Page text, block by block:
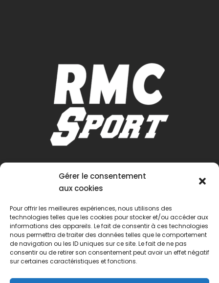
Gérer le consentement
aux cookies
Pour offrir les meilleures expériences, nous utilisons des
technologies telles que les cookies pour stocker et/ou accéder aux
informations des appareils. Le fait de consentir à ces technologies
nous permettra de traiter des données telles que le comportement
de navigation ou les ID uniques sur ce site. Le fait de ne pas
consentir ou de retirer son consentement peut avoir un effet négatif
sur certaines caractéristiques et fonctions.